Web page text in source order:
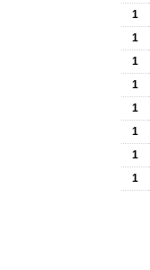
1
1
1
1
1
1
1
1